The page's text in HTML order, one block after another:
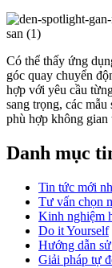
Có thể thấy ứng
góc quay chuyển
hợp với yêu cầu
sang trọng, các
phù hợp không
Danh mục
Tin tức mới
Tư vấn chọn
Kinh nghiệm
Do it Yourself
Hướng dẫn
Giải pháp tự